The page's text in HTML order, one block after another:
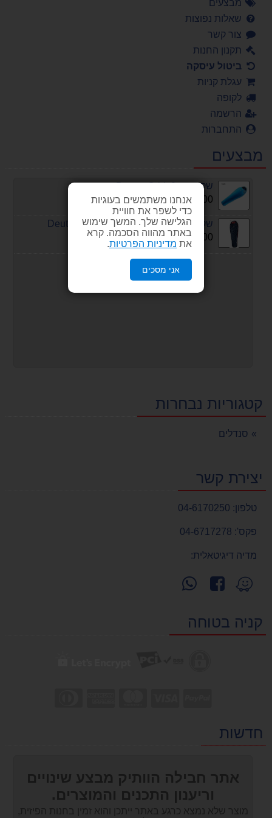
אנחנו משתמשים בעוגיות
כדי לשפר את חוויית
הגלישה שלך. המשך שימוש
באתר מהווה הסכמה. קרא
את מדיניות הפרטיות.
אני מסכים
מבצעים
שאלות נפוצות
צור קשר
תקנון החנות
ביטול עיסקה
עגלת קניות
לקופה
הרשמה
התחברות
מבצעים
שק שינה Deuter Orbit 0
549.00 ₪
שק שינה קומפקטי דגם Deuter Dreamlite
349.00 ₪
קטגוריות נבחרות
סנדלים
יצירת קשר
טלפון: 04-6170250
פקס': 04-6717278
מדיה דיגיטאלית:
מצא
אותנו
Waze
עקוב
אחרינו
facebookקניה בטוחה
חדשות
אתר חבילה הוותיק מבצע שינויים
וריענון התכנים והמוצרים.
מוצר שלא נמצא כרגע באתר ייתכן והוא זמין בחנות הפיזית,